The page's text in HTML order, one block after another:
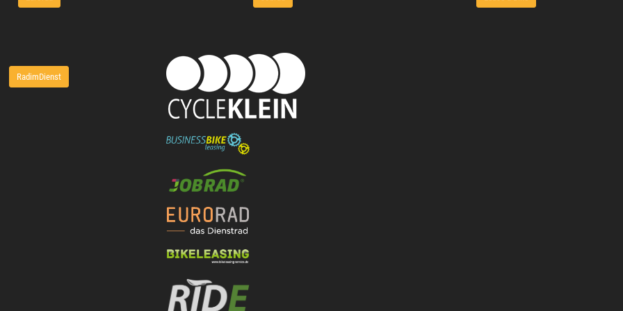
RadimDienst